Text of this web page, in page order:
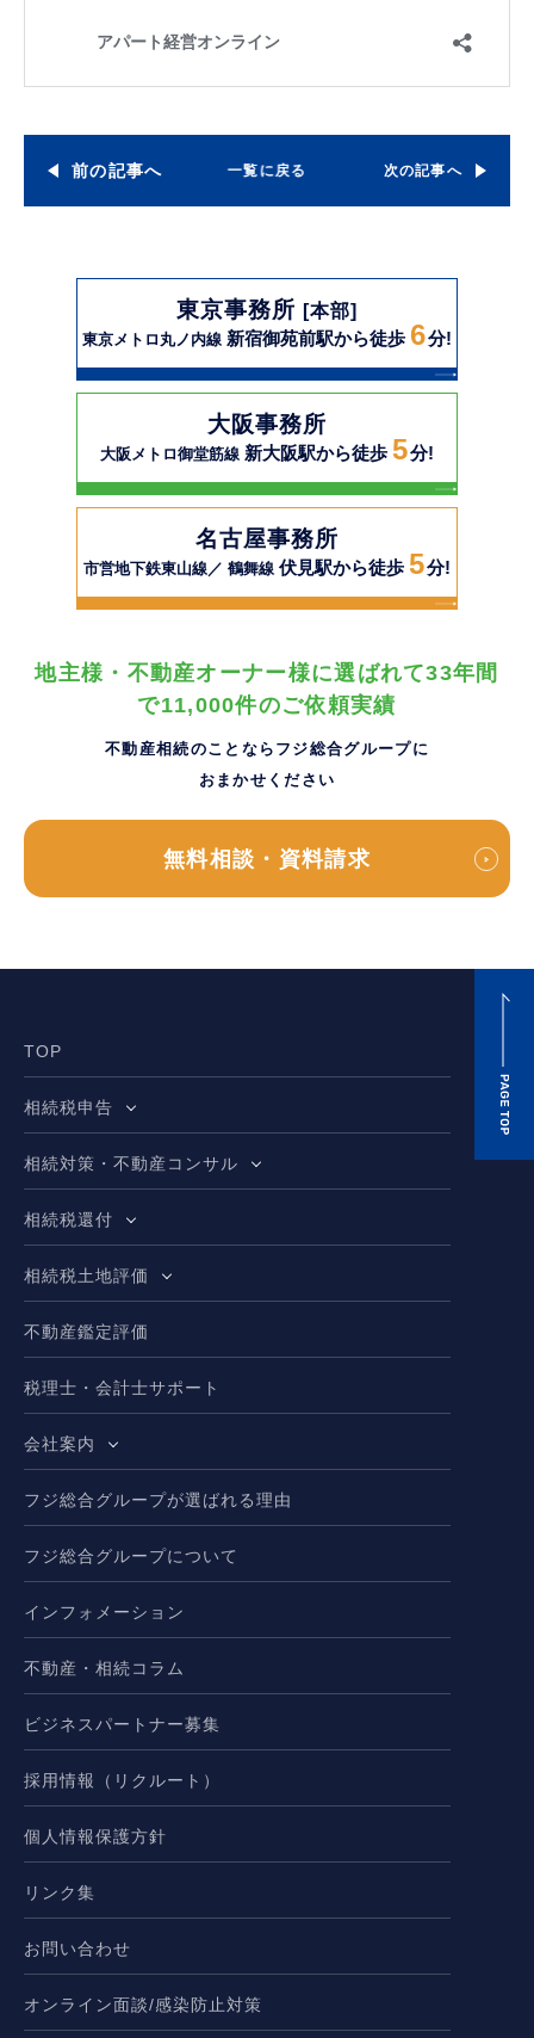
前の記事へ 一覧に戻る 次の記事へ
大阪事務所
大阪メトロ御堂筋線 新大阪駅から徒歩 5分!
東京事務所 [本部]
東京メトロ丸ノ内線 新宿御苑前駅から徒歩 6分!
名古屋事務所
市営地下鉄東山線／ 鶴舞線 伏見駅から徒歩 5分!
地主様・不動産オーナー様に選ばれて33年間
で11,000件のご依頼実績
不動産相続のことならフジ総合グループに
おまかせください
無料相談・資料請求
TOP
相続税申告
相続対策・不動産コンサル
相続税還付
相続税土地評価
不動産鑑定評価
税理士・会計士サポート
会社案内
フジ総合グループが選ばれる理由
フジ総合グループについて
インフォメーション
不動産・相続コラム
ビジネスパートナー募集
採用情報（リクルート）
個人情報保護方針
リンク集
お問い合わせ
オンライン面談/感染防止対策